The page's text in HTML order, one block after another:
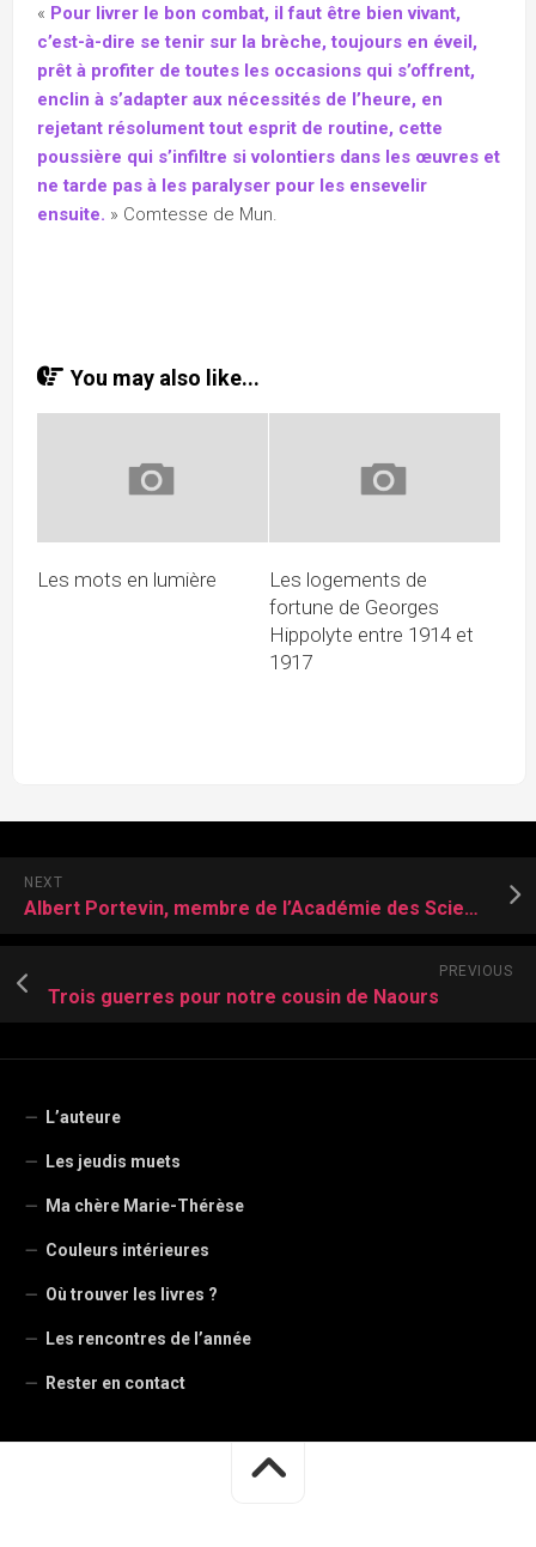
« Pour livrer le bon combat, il faut être bien vivant,
c’est-à-dire se tenir sur la brèche, toujours en éveil,
prêt à profiter de toutes les occasions qui s’offrent,
enclin à s’adapter aux nécessités de l’heure, en
rejetant résolument tout esprit de routine, cette
poussière qui s’infiltre si volontiers dans les œuvres et
ne tarde pas à les paralyser pour les ensevelir
ensuite. » Comtesse de Mun.
You may also like...
Les mots en lumière
Les logements de
fortune de Georges
Hippolyte entre 1914 et
1917
NEXT
Albert Portevin, membre de l’Académie des Sciences
PREVIOUS
Trois guerres pour notre cousin de Naours
L’auteure
Les jeudis muets
Ma chère Marie-Thérèse
Couleurs intérieures
Où trouver les livres ?
Les rencontres de l’année
Rester en contact